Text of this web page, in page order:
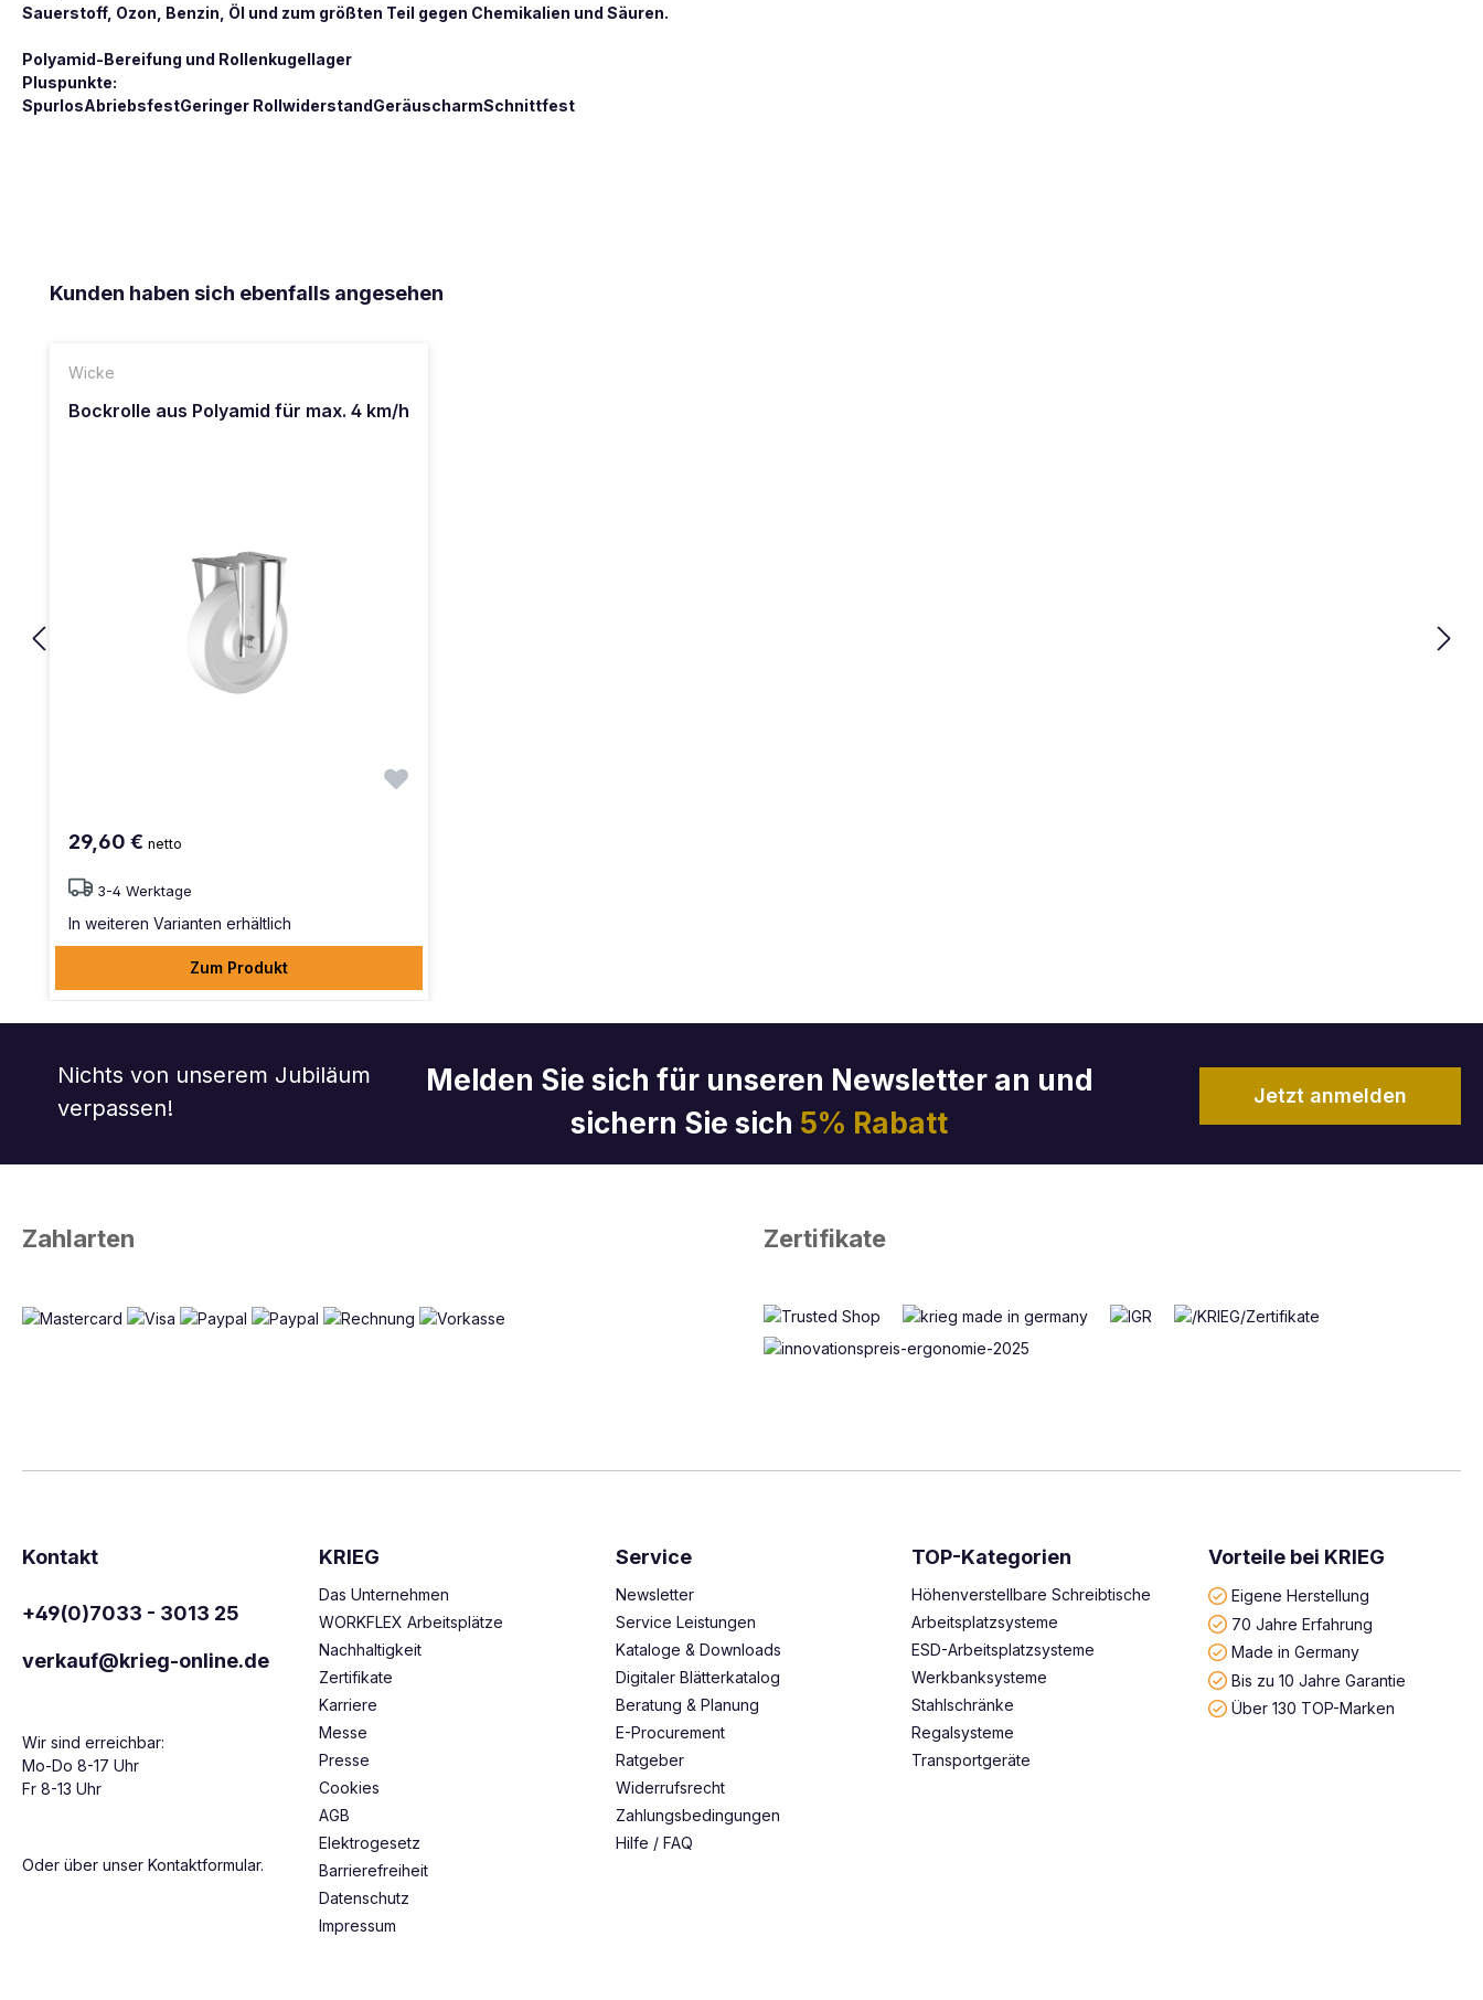
Sauerstoff, Ozon, Benzin, Öl und zum größten Teil gegen Chemikalien und Säuren.
Polyamid-Bereifung und Rollenkugellager
Pluspunkte:
SpurlosAbriebsfestGeringer RollwiderstandGeräuscharmSchnittfest
Produktgalerie überspringen
Kunden haben sich ebenfalls angesehen
Wicke
Bockrolle aus Polyamid für max. 4 km/h
29,60 € netto
3-4 Werktage
In weiteren Varianten erhältlich
Zum Produkt
Nichts von unserem Jubiläum
verpassen!
Melden Sie sich für unseren Newsletter an und
sichern Sie sich 5% Rabatt
Jetzt anmelden
Zahlarten Zertifikate
Kontakt
+49(0)7033 - 3013 25
verkauf@krieg-online.de
Wir sind erreichbar:
Mo-Do 8-17 Uhr
Fr 8-13 Uhr
Oder über unser Kontaktformular.
KRIEG
Das Unternehmen
WORKFLEX Arbeitsplätze
Nachhaltigkeit
Zertifikate
Karriere
Messe
Presse
Cookies
AGB
Elektrogesetz
Barrierefreiheit
Datenschutz
Impressum
Service
Newsletter
Service Leistungen
Kataloge & Downloads
Digitaler Blätterkatalog
Beratung & Planung
E-Procurement
Ratgeber
Widerrufsrecht
Zahlungsbedingungen
Hilfe / FAQ
TOP-Kategorien
Höhenverstellbare Schreibtische
Arbeitsplatzsysteme
ESD-Arbeitsplatzsysteme
Werkbanksysteme
Stahlschränke
Regalsysteme
Transportgeräte
Vorteile bei KRIEG
Eigene Herstellung
70 Jahre Erfahrung
Made in Germany
Bis zu 10 Jahre Garantie
Über 130 TOP-Marken